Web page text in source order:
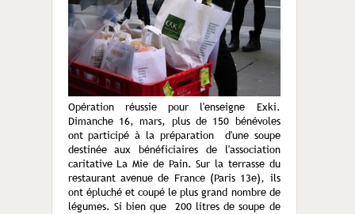
Opération réussie pour l'enseigne Exki.
Dimanche 16, mars, plus de 150 bénévoles
ont participé à la préparation d'une soupe
destinée aux bénéficiaires de l'association
caritative La Mie de Pain. Sur la terrasse du
restaurant avenue de France (Paris 13e), ils
ont épluché et coupé le plus grand nombre de
légumes. Si bien que 200 litres de soupe de